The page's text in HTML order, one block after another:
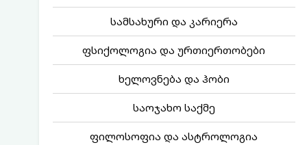
სამსახური და კარიერა
ფსიქოლოგია და ურთიერთობები
ხელოვნება და ჰობი
საოჯახო საქმე
ფილოსოფია და ასტროლოგია